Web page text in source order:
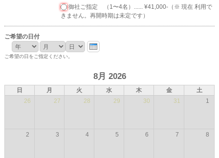
御社ご指定 （1〜4名）...... ¥41,000-（※ 現在 利用で
きません。再開時期は未定です）
ご希望の日付
月 日
ご希望の日をご指定ください。
8月 2026
日 月 火 水 木 金
土
26
27 28 29 30 31 1
2 3 4 5 6 7 8